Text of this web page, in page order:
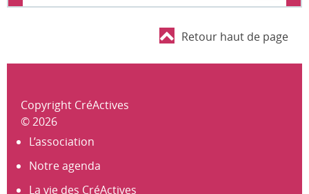
Retour haut de page
Copyright CréActives
© 2026
L’association
Notre agenda
La vie des CréActives